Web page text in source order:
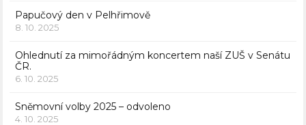
Papučový den v Pelhřimově
8. 10. 2025
Ohlednutí za mimořádným koncertem naší ZUŠ v Senátu
ČR.
6. 10. 2025
Sněmovní volby 2025 – odvoleno
4. 10. 2025